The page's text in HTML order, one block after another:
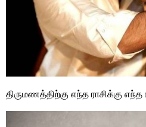
திருமணத்திற்கு எந்த ராசிக்கு எந்த